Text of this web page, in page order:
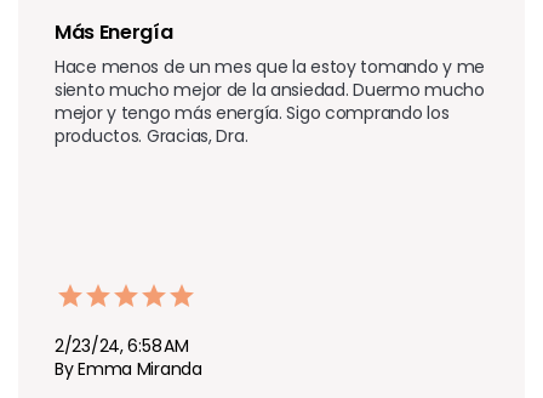
Más Energía
Hace menos de un mes que la estoy tomando y me
siento mucho mejor de la ansiedad. Duermo mucho
mejor y tengo más energía. Sigo comprando los
productos. Gracias, Dra.
2/23/24, 6:58 AM
By Emma Miranda